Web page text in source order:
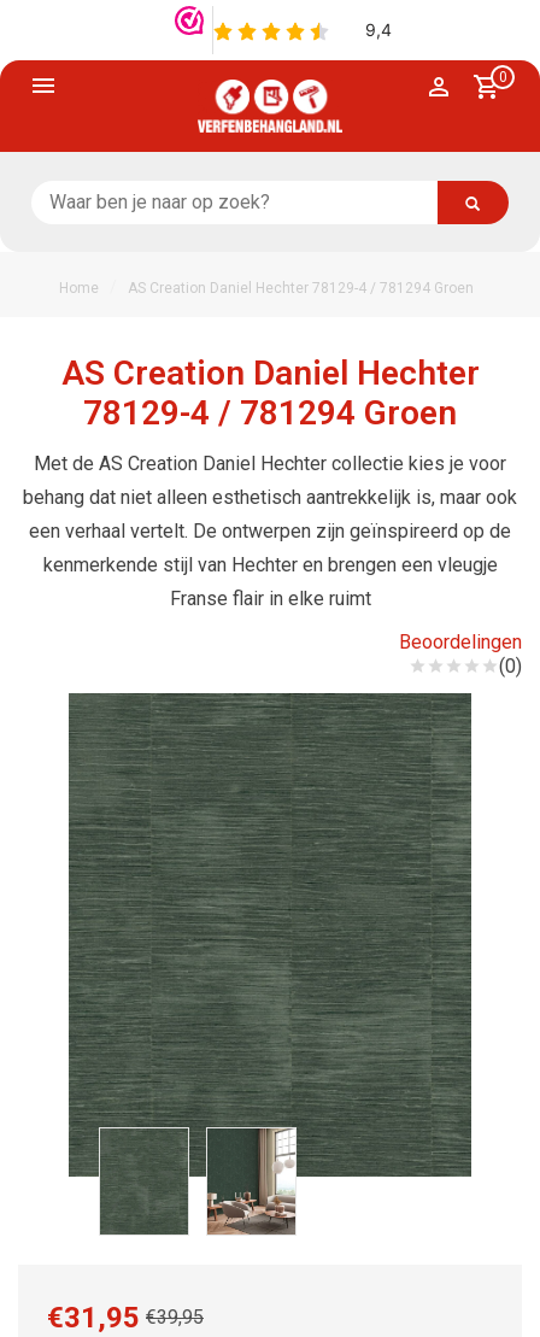
0
Home AS Creation Daniel Hechter 78129-4 / 781294 Groen
AS Creation Daniel Hechter
78129-4 / 781294 Groen
Met de AS Creation Daniel Hechter collectie kies je voor
behang dat niet alleen esthetisch aantrekkelijk is, maar ook
een verhaal vertelt. De ontwerpen zijn geïnspireerd op de
kenmerkende stijl van Hechter en brengen een vleugje
Franse flair in elke ruimt
Beoordelingen
(0)
€39,95
€31,95